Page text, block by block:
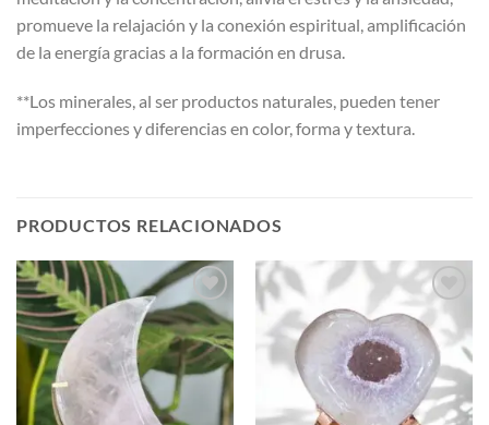
promueve la relajación y la conexión espiritual, amplificación
de la energía gracias a la formación en drusa.
**Los minerales, al ser productos naturales, pueden tener
imperfecciones y diferencias en color, forma y textura.
PRODUCTOS RELACIONADOS
Añadir
a la
lista de
deseos
Añadir
a la
lista de
deseos